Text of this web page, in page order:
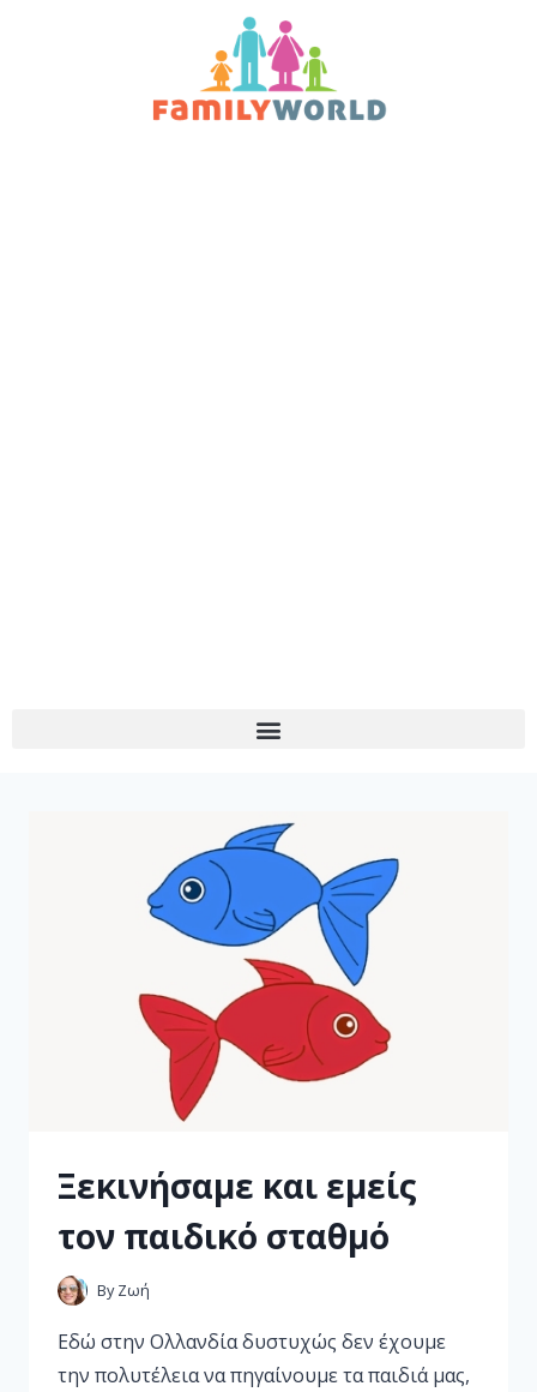
Ξεκινήσαμε και εμείς
τον παιδικό σταθμό
By Ζωή
Εδώ στην Ολλανδία δυστυχώς δεν έχουμε
την πολυτέλεια να πηγαίνουμε τα παιδιά μας,